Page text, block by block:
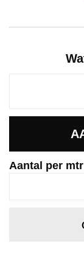
Aantal per mtr